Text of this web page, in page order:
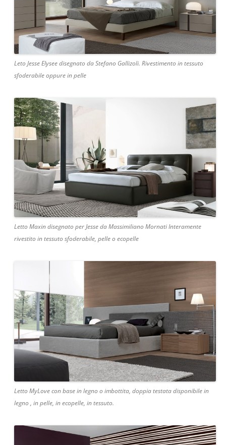
Leto Jesse Elysee disegnato da Stefano Gallizoli. Rivestimento in tessuto
sfoderabile oppure in pelle
Letto Maxin disegnato per Jesse da Massimiliano Mornati Interamente
rivestito in tessuto sfoderabile, pelle o ecopelle
Letto MyLove con base in legno o imbottita, doppia testata disponibile in
legno , in pelle, in ecopelle, in tessuto.